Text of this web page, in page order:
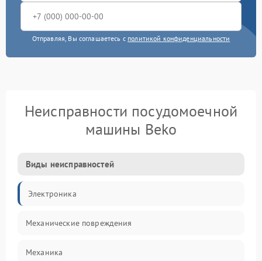
Отправляя, Вы соглашаетесь с политикой конфиденциальности
Неисправности посудомоечной
машины Beko
Виды неисправностей
Электроника
Механические повреждения
Механика